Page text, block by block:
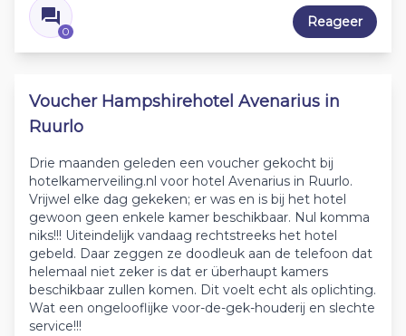
0
Reageer
Voucher Hampshirehotel Avenarius in
Ruurlo
Drie maanden geleden een voucher gekocht bij
hotelkamerveiling.nl voor hotel Avenarius in Ruurlo.
Vrijwel elke dag gekeken; er was en is bij het hotel
gewoon geen enkele kamer beschikbaar. Nul komma
niks!!! Uiteindelijk vandaag rechtstreeks het hotel
gebeld. Daar zeggen ze doodleuk aan de telefoon dat
helemaal niet zeker is dat er überhaupt kamers
beschikbaar zullen komen. Dit voelt echt als oplichting.
Wat een ongelooflijke voor-de-gek-houderij en slechte
service!!!